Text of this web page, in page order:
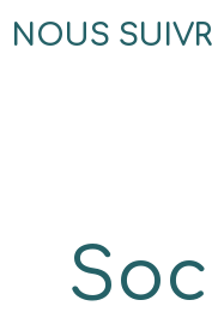
NOUS